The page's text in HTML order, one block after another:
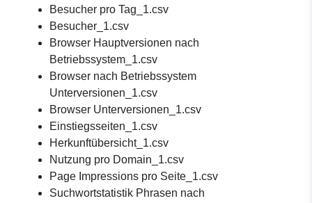
Besucher pro Tag_1.csv
Besucher_1.csv
Browser Hauptversionen nach
Betriebssystem_1.csv
Browser nach Betriebssystem
Unterversionen_1.csv
Browser Unterversionen_1.csv
Einstiegsseiten_1.csv
Herkunftübersicht_1.csv
Nutzung pro Domain_1.csv
Page Impressions pro Seite_1.csv
Suchwortstatistik Phrasen nach